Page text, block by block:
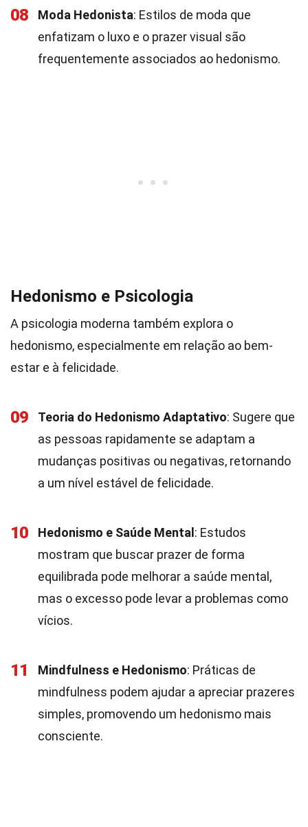
08 Moda Hedonista: Estilos de moda que
enfatizam o luxo e o prazer visual são
frequentemente associados ao hedonismo.
Hedonismo e Psicologia
A psicologia moderna também explora o
hedonismo, especialmente em relação ao bem-
estar e à felicidade.
09 Teoria do Hedonismo Adaptativo: Sugere que
as pessoas rapidamente se adaptam a
mudanças positivas ou negativas, retornando
a um nível estável de felicidade.
10 Hedonismo e Saúde Mental : Estudos
mostram que buscar prazer de forma
equilibrada pode melhorar a saúde mental,
mas o excesso pode levar a problemas como
vícios.
11 Mindfulness e Hedonismo: Práticas de
mindfulness podem ajudar a apreciar prazeres
simples, promovendo um hedonismo mais
consciente.